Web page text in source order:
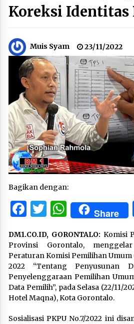
Koreksi
Muis Syam 23/11/2022
Bagikan dengan:
Facebook
TwitterShare
DM1.CO.ID, GORONTALO: Komisi
Provinsi Gorontalo,
Peraturan Komisi Pemilihan Umum
2022 “Tentang Penyusunan
Penyelenggaraan Pemilihan
Data Pemilih”, pada Selasa (22/11/
Hotel Maqna), Kota Gorontalo.
Sosialisasi PKPU No.7/2022 ini